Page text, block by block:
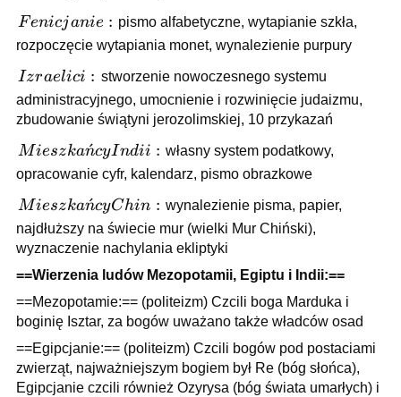
Fenicjanie:
Fenicjanie : pismo alfabetyczne, wytapianie szkła,
rozpoczęcie wytapiania monet, wynalezienie purpury
Izraelici:
Izraelici : stworzenie nowoczesnego systemu
administracyjnego, umocnienie i rozwinięcie judaizmu,
zbudowanie świątyni jerozolimskiej, 10 przykazań
Mieszkańcy
Indii:
Mieszkan
ˊcyIndii : własny system podatkowy,
opracowanie cyfr, kalendarz, pismo obrazkowe
Mieszkańcy
Chin:
Mieszkan
ˊcyChin : wynalezienie pisma, papier,
najdłuższy na świecie mur (wielki Mur Chiński),
wyznaczenie nachylania ekliptyki
==Wierzenia ludów Mezopotamii, Egiptu i Indii:==
==Mezopotamie:== (politeizm) Czcili boga Marduka i
boginię Isztar, za bogów uważano także władców osad
==Egipcjanie:== (politeizm) Czcili bogów pod postaciami
zwierząt, najważniejszym bogiem był Re (bóg słońca),
Egipcjanie czcili również Ozyrysa (bóg świata umarłych) i